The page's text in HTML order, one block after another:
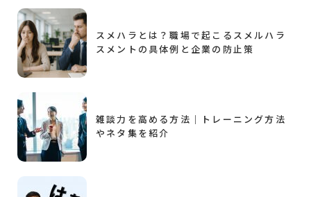
スメハラとは？職場で起こるスメルハラ
スメントの具体例と企業の防止策
雑談力を高める方法｜トレーニング方法
やネタ集を紹介